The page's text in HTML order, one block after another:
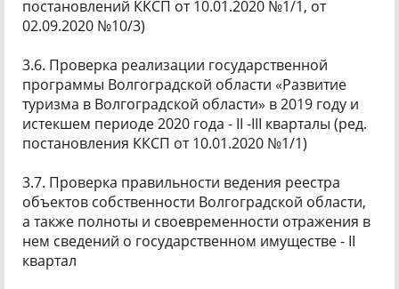
постановлений ККСП от 10.01.2020 №1/1, от
02.09.2020 №10/3)
3.6. Проверка реализации государственной
программы Волгоградской области «Развитие
туризма в Волгоградской области» в 2019 году и
истекшем периоде 2020 года - II -III кварталы (ред.
постановления ККСП от 10.01.2020 №1/1)
3.7. Проверка правильности ведения реестра
объектов собственности Волгоградской области,
а также полноты и своевременности отражения в
нем сведений о государственном имуществе - II
квартал